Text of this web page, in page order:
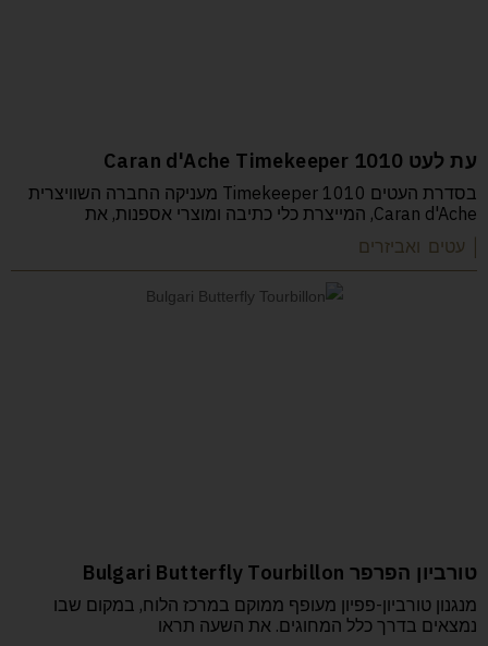
עת לעט Caran d'Ache Timekeeper 1010
בסדרת העטים Timekeeper 1010 מעניקה החברה השוויצרית
Caran d'Ache, המייצרת כלי כתיבה ומוצרי אספנות, את
| עטים ואביזרים
טורביון הפרפר Bulgari Butterfly Tourbillon
מנגנון טורביון-פפיון מעופף ממוקם במרכז הלוח, במקום שבו
נמצאים בדרך כלל המחוגים. את השעה תראו